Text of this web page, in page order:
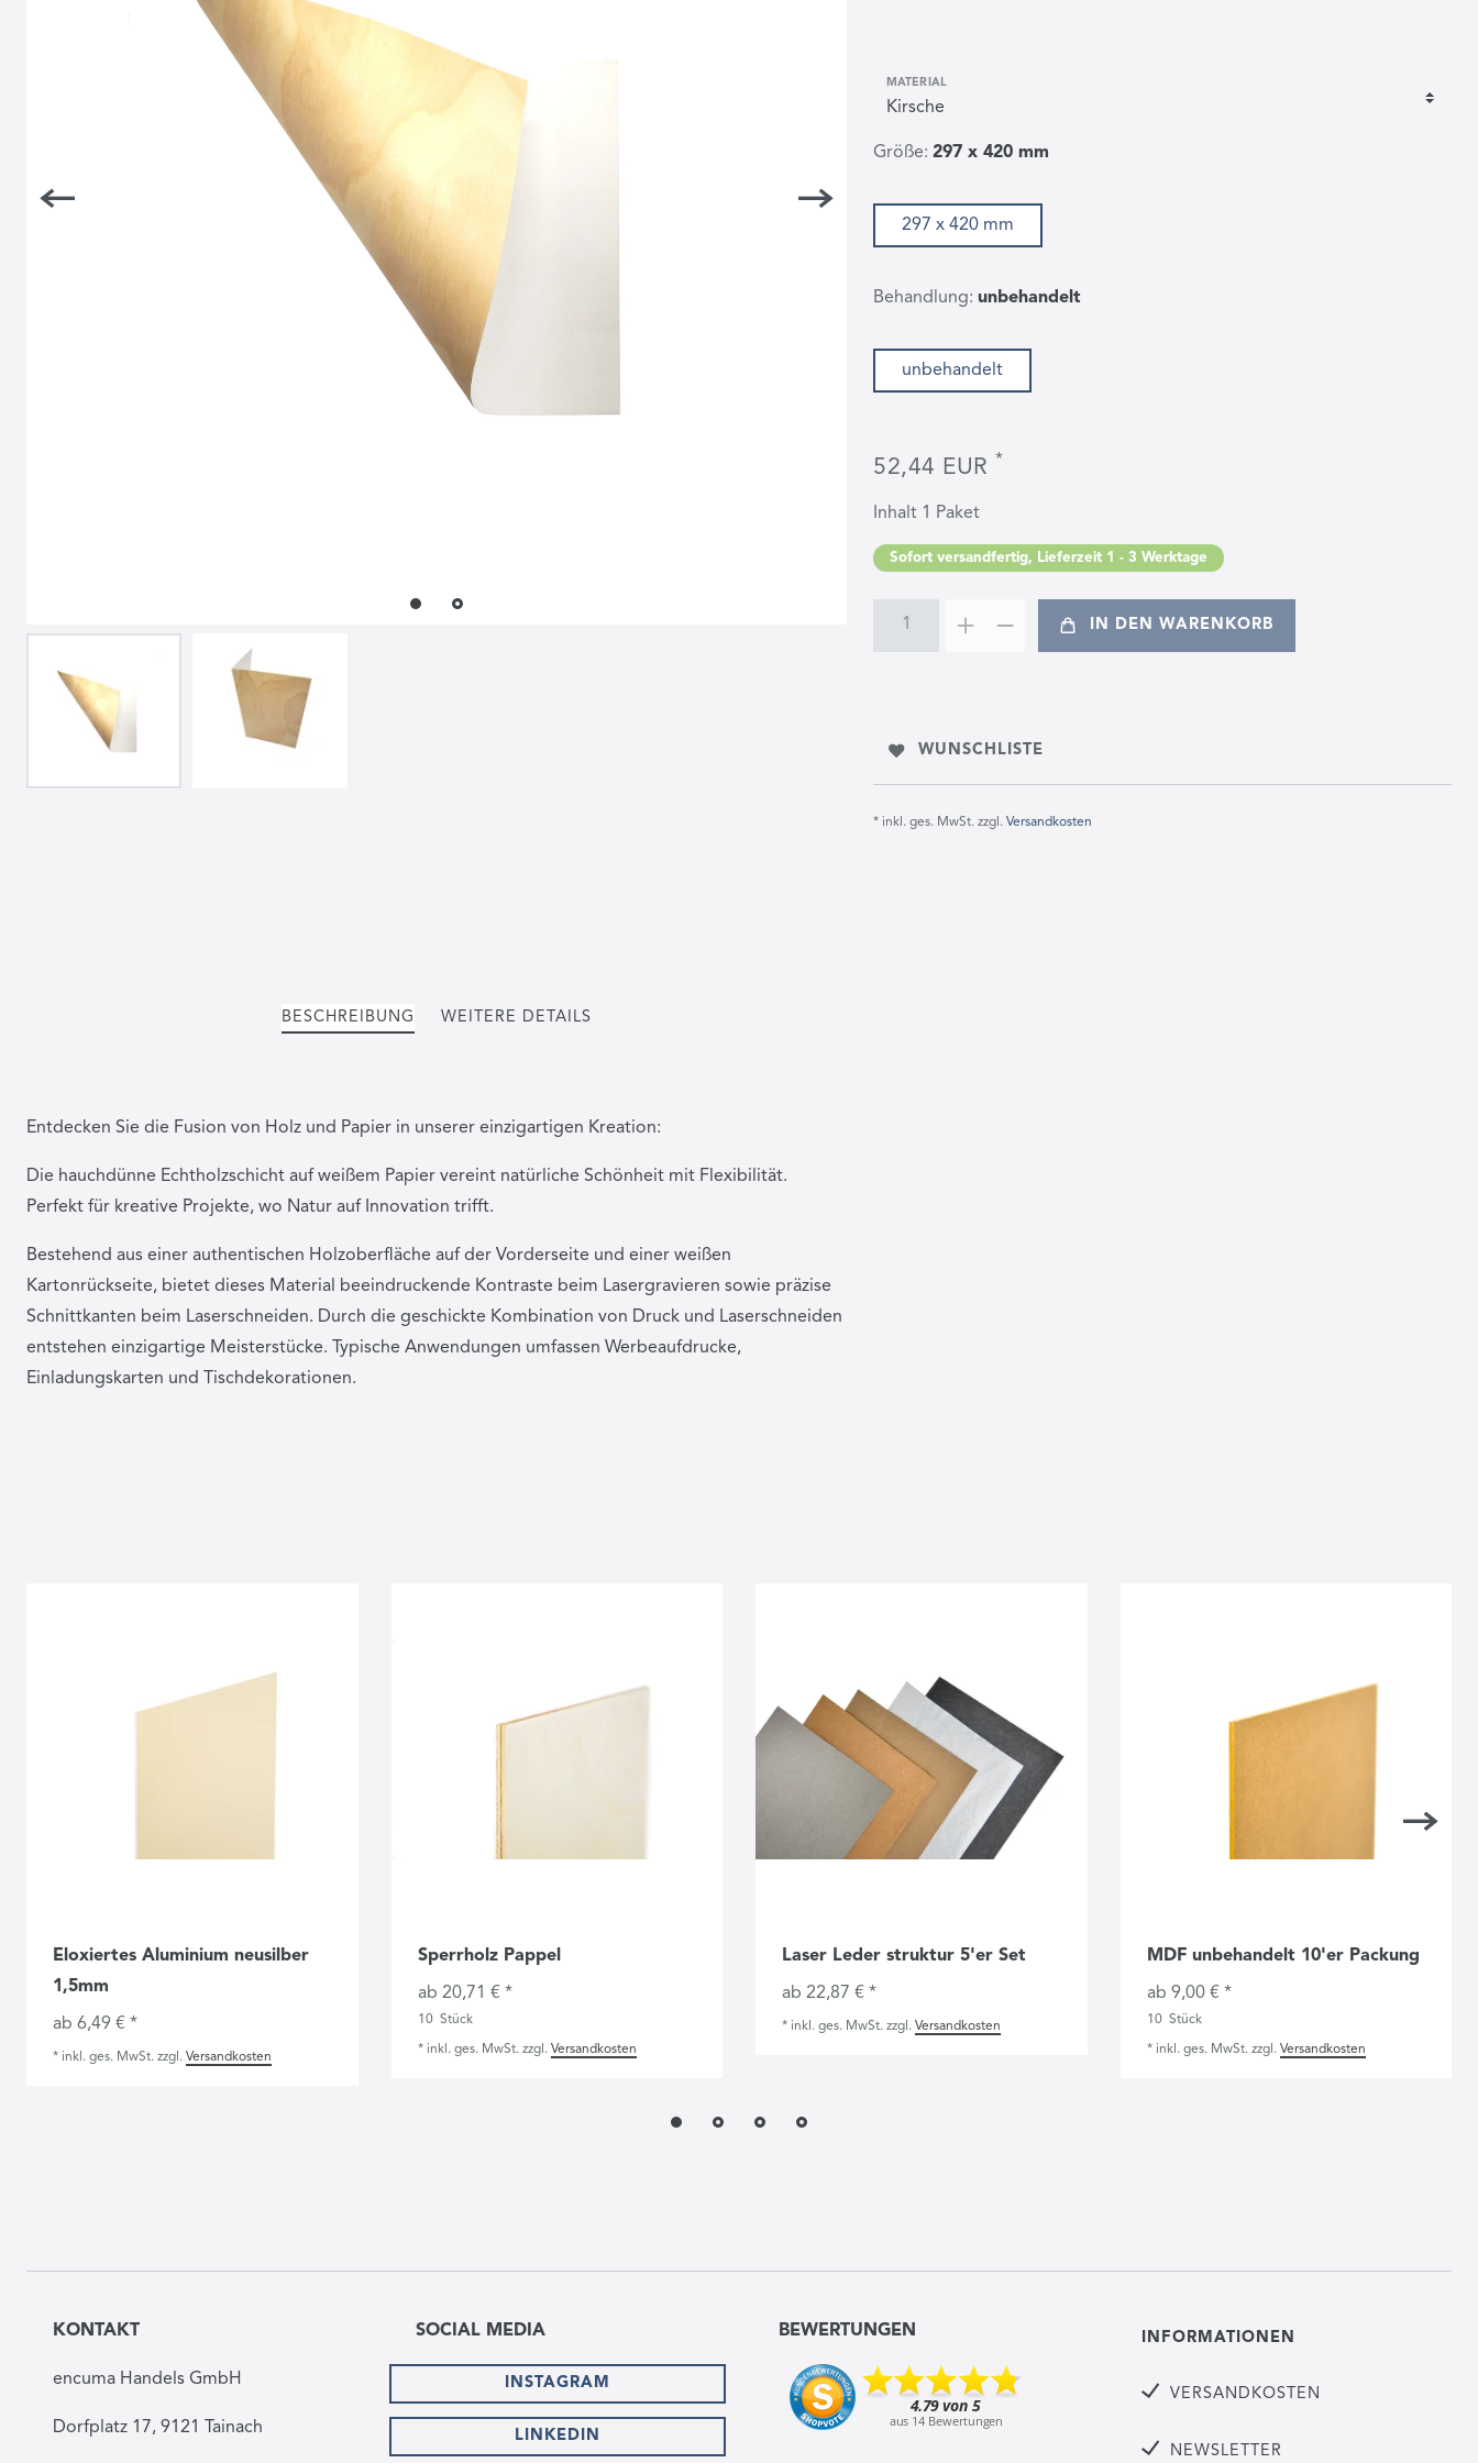
MATERIAL
Größe: 297 x 420 mm
297 x 420 mm
Behandlung: unbehandelt
unbehandelt
52,44 EUR *
Inhalt 1 Paket
Sofort versandfertig, Lieferzeit 1 - 3 Werktage
IN DEN WARENKORB
WUNSCHLISTE
* inkl. ges. MwSt. zzgl. Versandkosten
BESCHREIBUNG WEITERE DETAILS
Entdecken Sie die Fusion von Holz und Papier in unserer einzigartigen Kreation:
Die hauchdünne Echtholzschicht auf weißem Papier vereint natürliche Schönheit mit Flexibilität.
Perfekt für kreative Projekte, wo Natur auf Innovation trifft.
Bestehend aus einer authentischen Holzoberfläche auf der Vorderseite und einer weißen
Kartonrückseite, bietet dieses Material beeindruckende Kontraste beim Lasergravieren sowie präzise
Schnittkanten beim Laserschneiden. Durch die geschickte Kombination von Druck und Laserschneiden
entstehen einzigartige Meisterstücke. Typische Anwendungen umfassen Werbeaufdrucke,
Einladungskarten und Tischdekorationen.
Eloxiertes Aluminium neusilber
1,5mm
ab 6,49 € *
* inkl. ges. MwSt. zzgl. Versandkosten
Sperrholz Pappel
ab 20,71 € *
10 Stück
* inkl. ges. MwSt.zzgl. Versandkosten
Laser Leder struktur 5'er Set
ab 22,87 € *
* inkl. ges. MwSt. zzgl. Versandkosten
MDF unbehandelt 10'er Packung
ab 9,00 € *
10 Stück
* inkl. ges. MwSt.zzgl. Versandkosten
KONTAKT
encuma Handels GmbH
Dorfplatz 17, 9121 Tainach
SOCIAL MEDIA
INSTAGRAM
LINKEDIN
BEWERTUNGEN INFORMATIONEN
VERSANDKOSTEN
NEWSLETTER